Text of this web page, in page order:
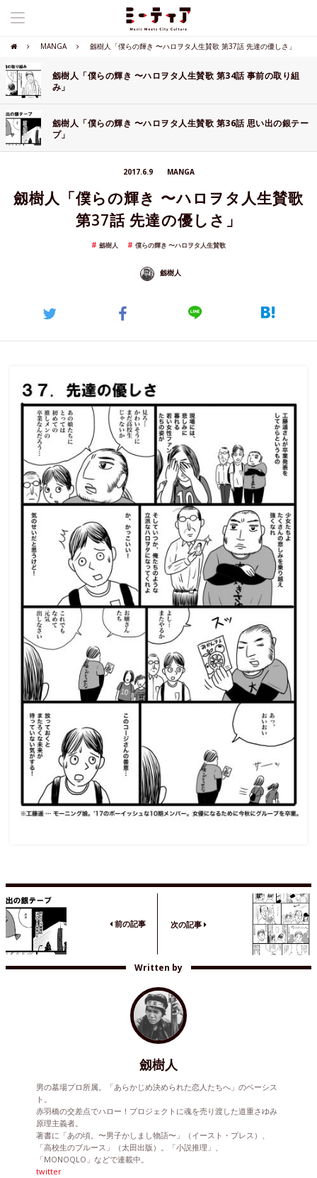
MANGA 劔樹人「僕らの輝き 〜ハロヲタ人生賛歌 第37話 先達の優しさ」
劔樹人「僕らの輝き 〜ハロヲタ人生賛歌 第34話 事前の取り組
み」
劔樹人「僕らの輝き 〜ハロヲタ人生賛歌 第36話 思い出の銀テー
プ」
2017.6.9 MANGA
劔樹人「僕らの輝き 〜ハロヲタ人生賛歌
第37話 先達の優しさ」
劔樹人 僕らの輝き 〜ハロヲタ人生賛歌
劔樹人
前の記事 次の記事
Written by
劔樹人
男の墓場プロ所属。「あらかじめ決められた恋人たちへ」のベーシス
ト。
赤羽橋の交差点でハロー！プロジェクトに魂を売り渡した道重さゆみ
原理主義者。
著書に「あの頃。〜男子かしまし物語〜」（イースト・プレス）、
「高校生のブルース」（太田出版）。「小説推理」、
「MONOQLO」などで連載中。
twitter